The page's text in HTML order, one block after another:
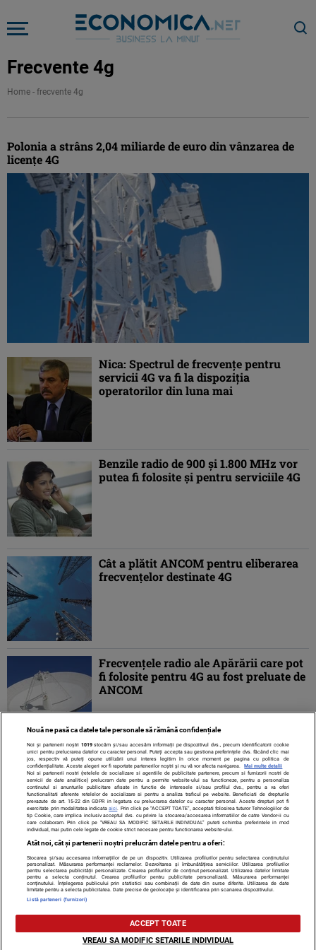
Frecvente 4g
Home - frecvente 4g
Polonia a strâns 2,04 miliarde de euro din vânzarea de
licenţe 4G
Nica: Spectrul de frecvenţe pentru
servicii 4G va fi la dispoziţia
operatorilor din luna mai
Benzile radio de 900 şi 1.800 MHz vor
putea fi folosite şi pentru serviciile 4G
Cât a plătit ANCOM pentru eliberarea
frecvenţelor destinate 4G
Frecvenţele radio ale Apărării care pot
fi folosite pentru 4G au fost preluate de
ANCOM
Contact Despre noi Termeni și condiții
Citarea se poate face în limita a 250 de semne. Nici o instituţie sau persoană
(site-uri, instituţii mass-media, firme de monitorizare) nu poate reproduce
integral scrierile publicistice purtătoare de Drepturi de Autor.
Nouă ne pasă ca datele tale personale să rămână confidențiale
Noi și partenerii noștri 1019stocăm și/sau accesăm informații pe dispozitivul dvs., precum identificatorii cookie
unici pentru prelucrarea datelor cu caracter personal. Puteți accepta sau gestiona preferințele dvs. făcând clic mai
jos, respectiv vă puteți opune utilizării unui interes legitim în orice moment pe pagina cu politica de
confidențialitate. Aceste alegeri vor fi raportate partenerilor noștri și nu vă vor afecta navigarea.
Mai multe detalii
Noi si partenerii nostri (retelele de socializare si agentiile de publicitate partenere, precum si furnizorii nostri de
servicii de date analitice) prelucram date pentru a permite website-ului sa functioneze, pentru a personaliza
continutul si anunturile publicitare afisate in functie de interesele si/sau profilul dvs., pentru a va oferi
functionalitati aferente retelelor de socializare si pentru a analiza traficul pe website. Beneficiati de drepturile
prevazute de art. 15-22 din GDPR in legatura cu prelucrarea datelor cu caracter personal. Aceste drepturi pot fi
exercitate prin modalitatea indicataaici . Prin click pe “ACCEPT TOATE”, acceptati folosirea tuturor Tehnologiilor de
tip Cookie, care implica inclusiv acceptul dvs. cu privire la stocarea/accesarea informatiilor de catre Vendor-ii cu
care colaboram. Prin click pe “VREAU SA MODIFIC SETARILE INDIVIDUAL” puteti schimba preferintele in mod
individual, mai putin cele legate de cookie strict necesare pentru functionarea website-ului.
Atât noi, cât și partenerii noștri prelucrăm datele pentru a oferi:
Stocarea și/sau accesarea informațiilor de pe un dispozitiv. Utilizarea profilurilor pentru selectarea conținutului
personalizat. Măsurarea performanței reclamelor. Dezvoltarea și îmbunătățirea serviciilor. Utilizarea profilurilor
pentru selectarea publicității personalizate. Crearea profilurilor de conținut personalizat. Utilizarea datelor limitate
pentru a selecta conținutul. Crearea profilurilor pentru publicitate personalizată. Măsurarea performanței
conținutului. Înțelegerea publicului prin statistici sau combinații de date din surse diferite. Utilizarea de date
limitate pentru a selecta publicitatea. Date precise de geolocație și identificarea prin scanarea dispozitivului.
Listă parteneri (furnizori)
ACCEPT TOATE
VREAU SA MODIFIC SETARILE INDIVIDUAL